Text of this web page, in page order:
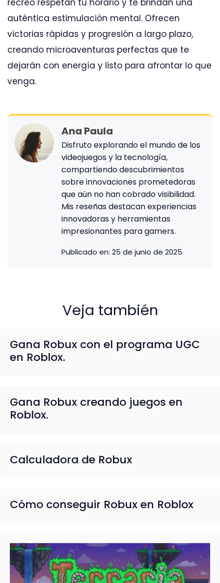
auténtica estimulación mental. Ofrecen
victorias rápidas y progresión a largo plazo,
creando microaventuras perfectas que te
dejarán con energía y listo para afrontar lo que
venga.
Ana Paula
Disfruto explorando el mundo de los
videojuegos y la tecnología,
compartiendo descubrimientos
sobre innovaciones prometedoras
que aún no han cobrado visibilidad.
Mis reseñas destacan experiencias
innovadoras y herramientas
impresionantes para gamers.
Publicado en: 25 de junio de 2025
Veja también
Gana Robux con el programa UGC
en Roblox.
Gana Robux creando juegos en
Roblox.
Calculadora de Robux
Cómo conseguir Robux en Roblox